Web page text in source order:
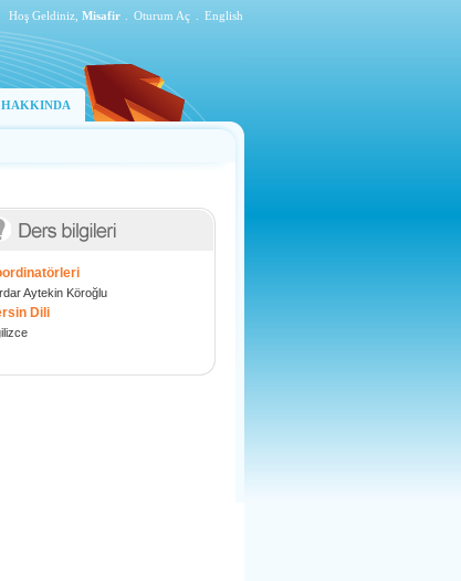
Hoş Geldiniz, Misafir Oturum Aç English
HAKKINDA
Aytekin Köroğlu
Dili